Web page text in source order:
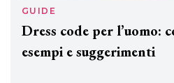
GUIDE
Dress code per l’uomo:
esempi e suggerimenti